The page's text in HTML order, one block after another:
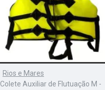
Rios e Mares
Colete Auxiliar de Flutuação M -